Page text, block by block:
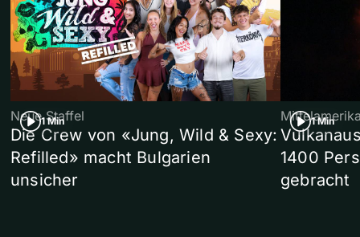
1 Min
Neue Staffel
Die Crew von «Jung, Wild & Sexy:
Refilled» macht Bulgarien
unsicher
1 Min
1400
gebracht